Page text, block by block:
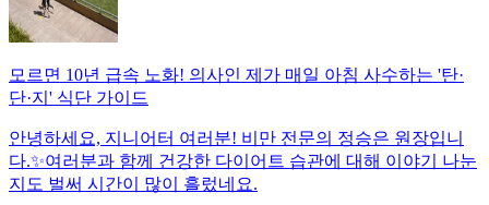
모르면 10년 급속 노화! 의사인 제가 매일 아침 사수하는 '탄·
단·지' 식단 가이드
안녕하세요, 지니어터 여러분! 비만 전문의 정승은 원장입니
다.✨여러분과 함께 건강한 다이어트 습관에 대해 이야기 나눈
지도 벌써 시간이 많이 흘렀네요.